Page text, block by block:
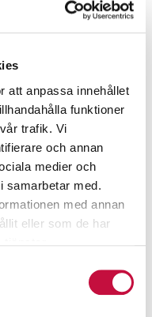
att anpassa innehållet
funktioner
trafik. Vi
och annan
medier och
samarbetar med.
med annan
eller som de har